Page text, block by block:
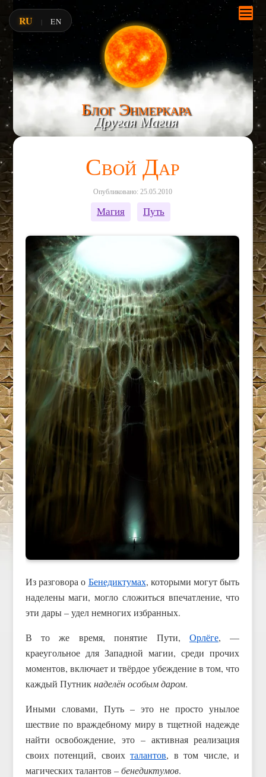
Блог Энмеркара
Другая Магия
Свой Дар
Опубликовано: 25.05.2010
Магия Путь
Из разговора о Бенедиктумах, которыми могут быть
наделены маги, могло сложиться впечатление, что
эти дары – удел немногих избранных.
В то же время, понятие Пути,Орлёге, —
краеугольное для Западной магии, среди прочих
моментов, включает и твёрдое убеждение в том, что
каждый Путникнаделён особым даром.
Иными словами, Путь – это не просто унылое
шествие по враждебному миру в тщетной надежде
найти освобождение, это – активная реализация
своих потенций, своихталантов, в том числе, и
магических талантов –бенедиктумов.
RU | EN